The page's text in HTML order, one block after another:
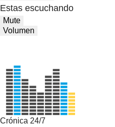
Estas escuchando
Mute
Volumen
Crónica 24/7